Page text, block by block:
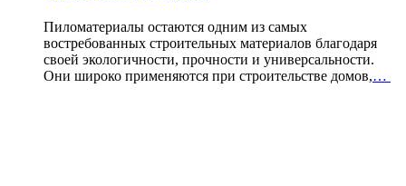
Пиломатериалы остаются одним из самых
востребованных строительных материалов благодаря
своей экологичности, прочности и универсальности.
Они широко применяются при строительстве домов,…